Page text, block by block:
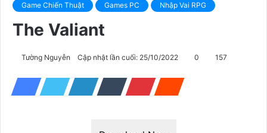
Game Chiến Thuật Games PC Nhập Vai RPG
The Valiant
Tường Nguyễn Cập nhật lần cuối: 25/10/2022 0 157